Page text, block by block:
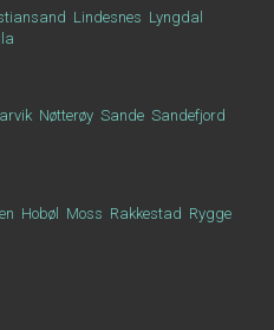
Lindesnes Lyngdal
Nøtterøy Sande Sandefjord
Hobøl Moss Rakkestad Rygge